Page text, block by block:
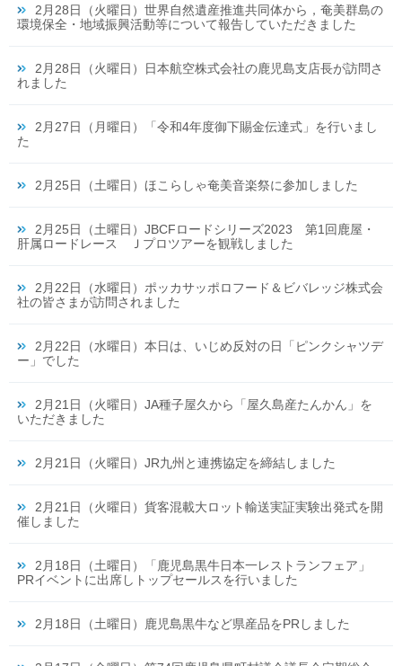
2月28日（火曜日）世界自然遺産推進共同体から，奄美群島の
環境保全・地域振興活動等について報告していただきました
2月28日（火曜日）日本航空株式会社の鹿児島支店長が訪問さ
れました
2月27日（月曜日）「令和4年度御下賜金伝達式」を行いまし
た
2月25日（土曜日）ほこらしゃ奄美音楽祭に参加しました
2月25日（土曜日）JBCFロードシリーズ2023 第1回鹿屋・
肝属ロードレース Ｊプロツアーを観戦しました
2月22日（水曜日）ポッカサッポロフード＆ビバレッジ株式会
社の皆さまが訪問されました
2月22日（水曜日）本日は、いじめ反対の日「ピンクシャツデ
ー」でした
2月21日（火曜日）JA種子屋久から「屋久島産たんかん」を
いただきました
2月21日（火曜日）JR九州と連携協定を締結しました
2月21日（火曜日）貨客混載大ロット輸送実証実験出発式を開
催しました
2月18日（土曜日）「鹿児島黒牛日本一レストランフェア」
PRイベントに出席しトップセールスを行いました
2月18日（土曜日）鹿児島黒牛など県産品をPRしました